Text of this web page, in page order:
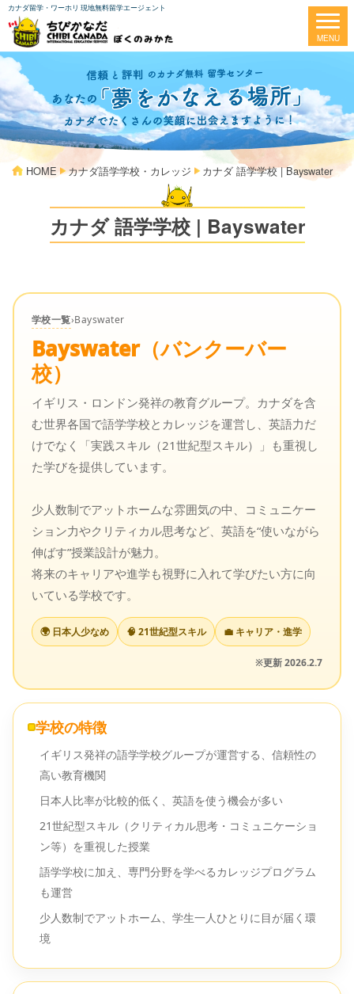
カナダ留学・ワーホリ 現地無料留学エージェント
HOME カナダ語学学校・カレッジ カナダ 語学学校 | Bayswater
カナダ 語学学校 | Bayswater
学校一覧›Bayswater
Bayswater（バンクーバー
校）
イギリス・ロンドン発祥の教育グループ。カナダを含
む世界各国で語学学校とカレッジを運営し、英語力だ
けでなく「実践スキル（21世紀型スキル）」も重視し
た学びを提供しています。
少人数制でアットホームな雰囲気の中、コミュニケー
ション力やクリティカル思考など、英語を“使いながら
伸ばす”授業設計が魅力。
将来のキャリアや進学も視野に入れて学びたい方に向
いている学校です。
🌍 日本人少なめ 🧠 21世紀型スキル 💼 キャリア・進学
※更新 2026.2.7
学校の特徴
イギリス発祥の語学学校グループが運営する、信頼性の
高い教育機関
日本人比率が比較的低く、英語を使う機会が多い
21世紀型スキル（クリティカル思考・コミュニケーショ
ン等）を重視した授業
語学学校に加え、専門分野を学べるカレッジプログラム
も運営
少人数制でアットホーム、学生一人ひとりに目が届く環
境